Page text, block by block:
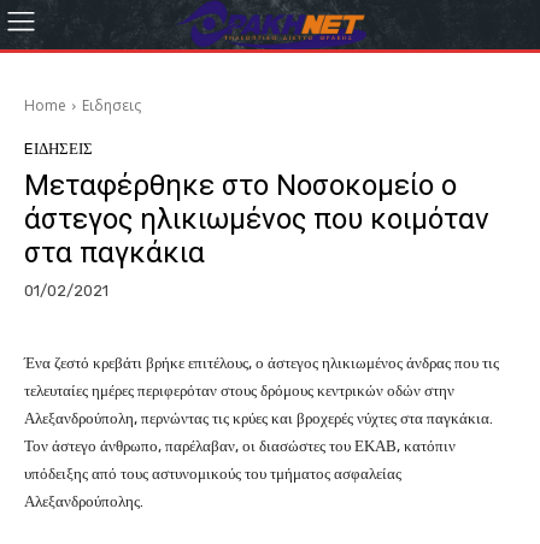
Home Eιδησεις
EΙΔΗΣΕΙΣ
Μεταφέρθηκε στο Νοσοκομείο ο
άστεγος ηλικιωμένος που κοιμόταν
στα παγκάκια
01/02/2021
Ένα ζεστό κρεβάτι βρήκε επιτέλους, ο άστεγος ηλικιωμένος άνδρας που τις
τελευταίες ημέρες περιφερόταν στους δρόμους κεντρικών οδών στην
Αλεξανδρούπολη, περνώντας τις κρύες και βροχερές νύχτες στα παγκάκια.
Τον άστεγο άνθρωπο, παρέλαβαν, οι διασώστες του ΕΚΑΒ, κατόπιν
υπόδειξης από τους αστυνομικούς του τμήματος ασφαλείας
Αλεξανδρούπολης.